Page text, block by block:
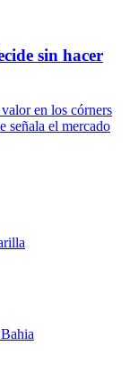
sin hacer
en los córners
señala el mercado